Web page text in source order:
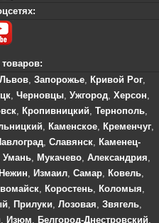
Львов, Запорожье, Кривой Рог,
, Черновцы, Ужгород, Херсон,
, Кропивницкий, Тернополь,
, Каменское, Кременчуг,
, Славянск, Каменец-
Умань, Мукачево, Александрия,
Нежин, Измаил, Самар, Ковель,
, Коростень, Коломыя,
, Прилуки, Лозовая, Звягель,
, Изюм, Белгород-Днестровский,